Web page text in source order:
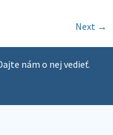
Next →
nám o nej vedieť.